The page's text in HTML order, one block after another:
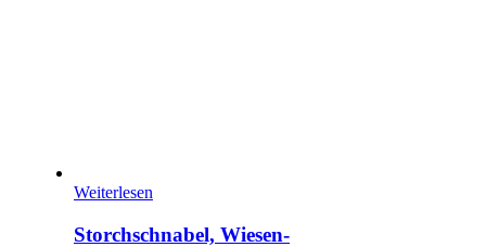
Weiterlesen
Storchschnabel, Wiesen-